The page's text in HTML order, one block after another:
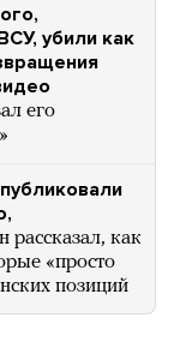
убили как
его
рассказал, как
«просто
позиций